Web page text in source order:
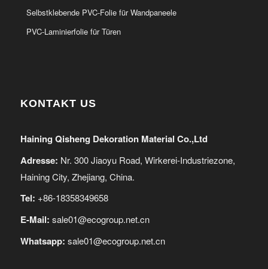
Selbstklebende PVC-Folie für Wandpaneele
PVC-Laminierfolie für Türen
KONTAKT US
Haining Qisheng Dekoration Material Co.,Ltd
Adresse: Nr. 300 Jiaoyu Road, Wirkerei-Industriezone,
Haining City, Zhejiang, China.
Tel: +86-18358349658
E-Mail: sale01@ecogroup.net.cn
Whatsapp: sale01@ecogroup.net.cn